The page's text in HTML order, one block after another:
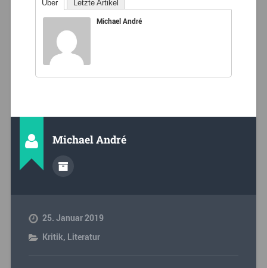
Über Letzte Artikel
Michael André
Michael André
25. Januar 2019
Kritik, Literatur